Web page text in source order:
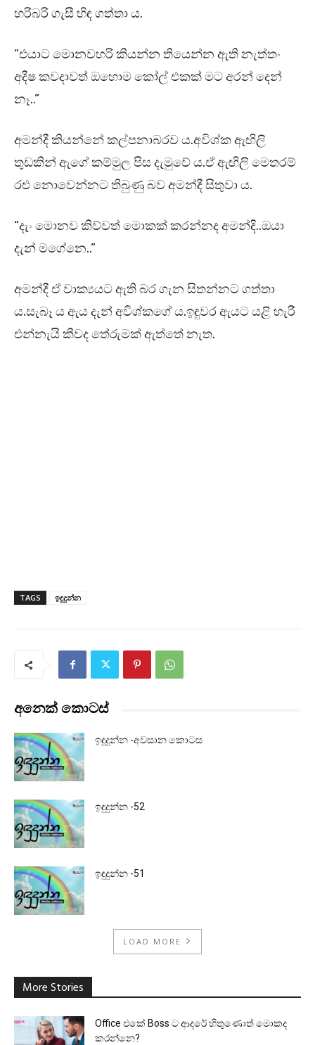
හරිබරි ගැසී හිඳ ගත්තා ය.
“එයාට මොනවහරි කියන්න තියෙන්න ඇති නැත්තං
අදීෂ කවදාවත් ඔහොම කෝල් එකක් මට අරන් දෙන්
නෑ..”
අමන්දී කියන්නේ කල්පනාබරව ය.අවිශ්ක ඇඟිලි
තුඩකින් ඇගේ කම්මුල පිස දැමුවේ ය.ඒ ඇඟිලි මෙතරම්
රළු නොවෙන්නට තිබුණු බව අමන්දී සිතුවා ය.
“දැං මොනව කිව්වත් මොකක් කරන්නද අමන්දි..ඔයා
දැන් මගේනෙ..”
අමන්දී ඒ වාක්‍යයට ඇති බර ගැන සිතන්නට ගත්තා
ය.සැබෑ ය ඇය දැන් අවිශ්කගේ ය.ඉඳුවර ඇයට යළි හැරී
එන්නැයි කීවද තේරුමක් ඇත්තේ නැත.
TAGS ඉඳුදුන්න
අනෙක් කොටස්
ඉඳුදුන්න -අවසාන කොටස
ඉඳුදුන්න -52
ඉඳුදුන්න -51
LOAD MORE
More Stories
Office එකේ Boss ට ආදරේ හිතුණොත් මොකද
කරන්නෙ?